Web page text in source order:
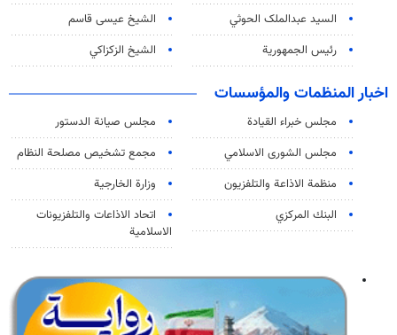
السید عبدالملک الحوثي
الشيخ عيسى قاسم
رئيس الجمهورية
الشيخ الزكزاكي
اخبار المنظمات والمؤسسات
مجلس خبراء القيادة
مجلس صيانة الدستور
مجلس الشورى الاسلامي
مجمع تشخيص مصلحة النظام
منظمة الاذاعة والتلفزیون
وزارة الخارجية
البنك المركزي
اتحاد الاذاعات والتلفزيونات
الاسلامية